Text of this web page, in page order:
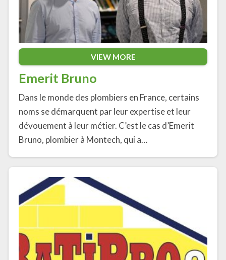
VIEW MORE
Emerit Bruno
Dans le monde des plombiers en France, certains
noms se démarquent par leur expertise et leur
dévouement à leur métier. C’est le cas d’Emerit
Bruno, plombier à Montech, qui a…